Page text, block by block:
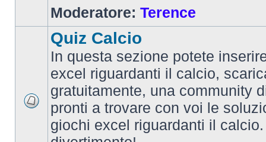
Moderatore: Terence
Quiz Calcio
In questa sezione potete
excel riguardanti il calcio,
gratuitamente, una community
pronti a trovare con voi le
giochi excel riguardanti il